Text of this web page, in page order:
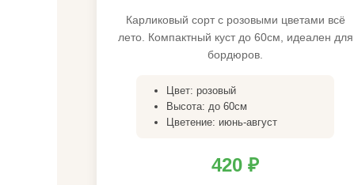
Карликовый сорт с розовыми цветами всё
лето. Компактный куст до 60см, идеален для
бордюров.
Цвет: розовый
Высота: до 60см
Цветение: июнь-август
420 ₽